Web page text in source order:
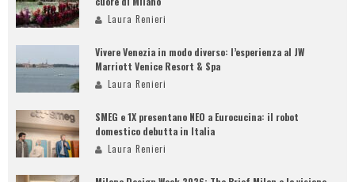
Laura Renieri
Vivere Venezia in modo diverso: l’esperienza al JW
Marriott Venice Resort & Spa
Laura Renieri
SMEG e 1X presentano NEO a Eurocucina: il robot
domestico debutta in Italia
Laura Renieri